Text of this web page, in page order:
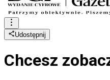
Udostępnij
Chcesz